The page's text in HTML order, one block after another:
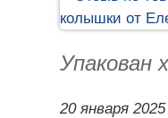
Упакован
20 января 2025